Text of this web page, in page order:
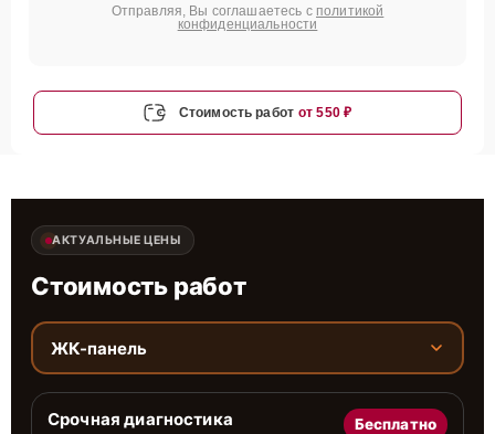
Отправляя, Вы соглашаетесь с политикой
конфиденциальности
Стоимость работ от 550 ₽
АКТУАЛЬНЫЕ ЦЕНЫ
Стоимость работ
ЖК-панель
Срочная диагностика Бесплатно